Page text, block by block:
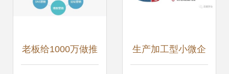
老板给1000万做推 生产加工型小微企